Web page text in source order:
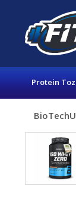
Protein